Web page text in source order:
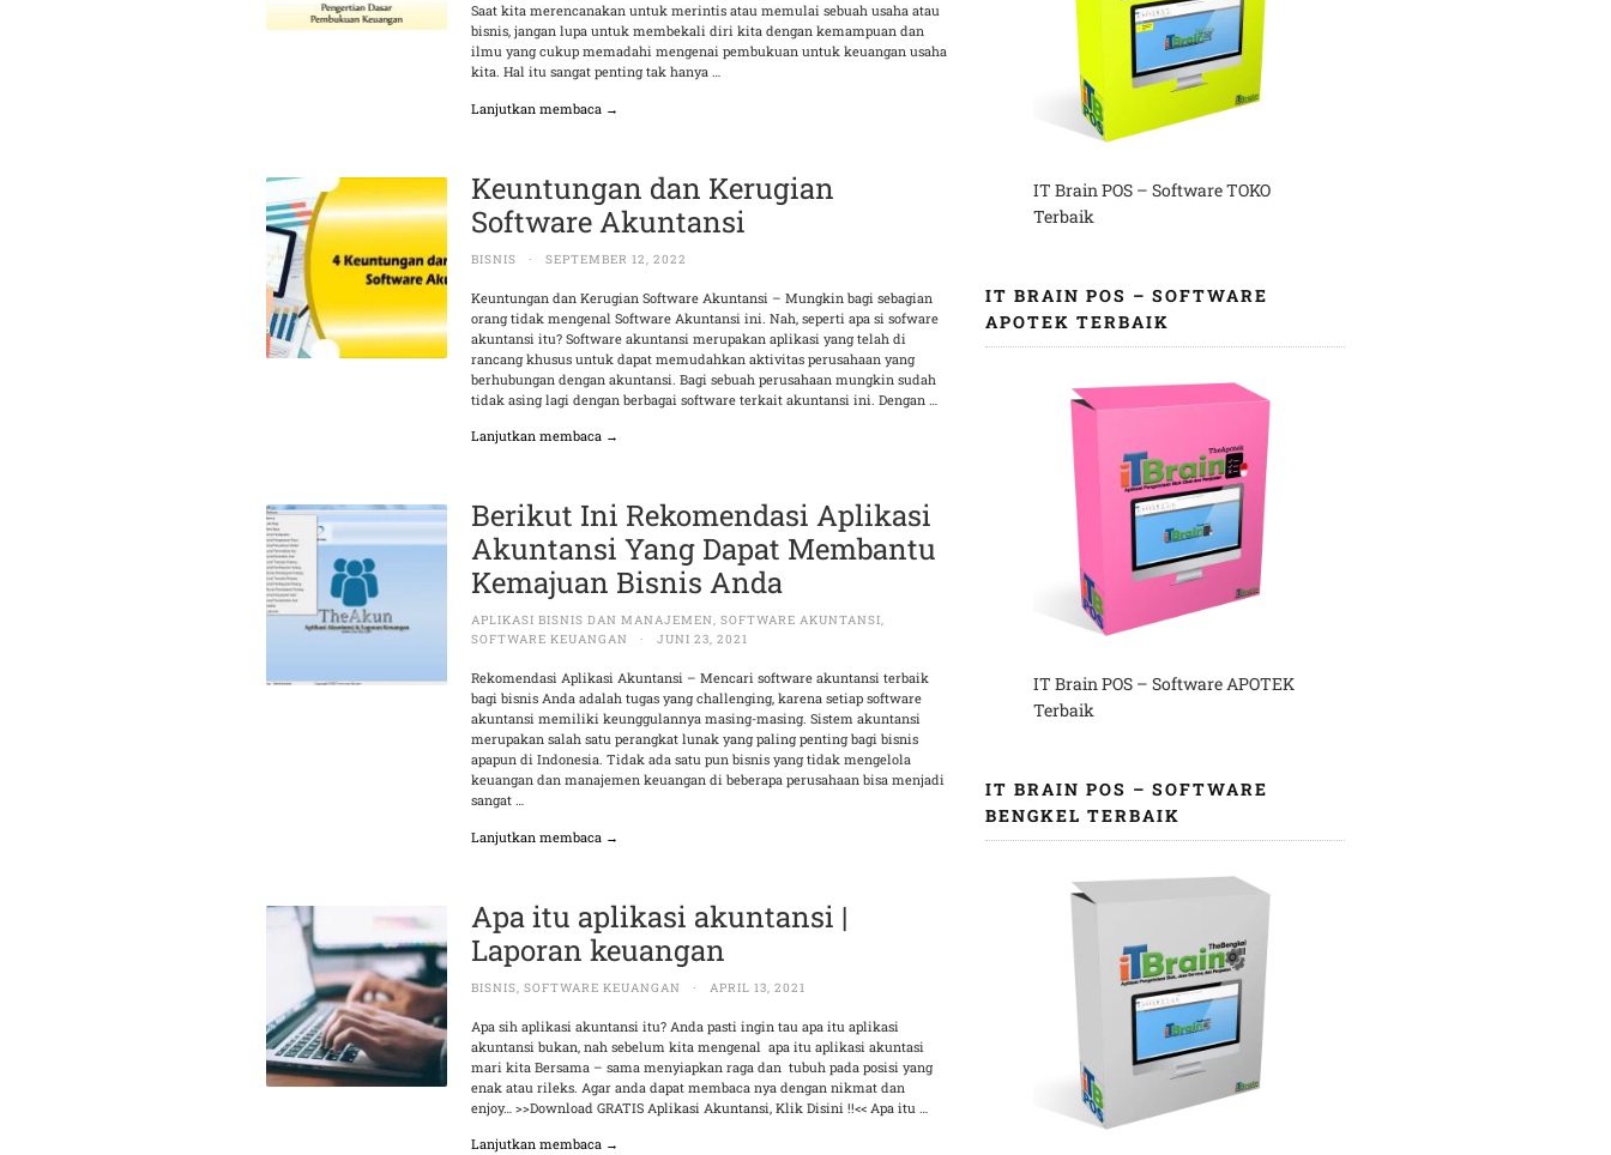
Saat kita merencanakan untuk merintis atau memulai sebuah usaha atau
bisnis, jangan lupa untuk membekali diri kita dengan kemampuan dan
ilmu yang cukup memadahi mengenai pembukuan untuk keuangan usaha
kita. Hal itu sangat penting tak hanya …
Lanjutkan membaca →
Keuntungan dan Kerugian
Software Akuntansi
BISNIS · SEPTEMBER 12, 2022
Keuntungan dan Kerugian Software Akuntansi – Mungkin bagi sebagian
orang tidak mengenal Software Akuntansi ini. Nah, seperti apa si sofware
akuntansi itu? Software akuntansi merupakan aplikasi yang telah di
rancang khusus untuk dapat memudahkan aktivitas perusahaan yang
berhubungan dengan akuntansi. Bagi sebuah perusahaan mungkin sudah
tidak asing lagi dengan berbagai software terkait akuntansi ini. Dengan …
Lanjutkan membaca →
Berikut Ini Rekomendasi Aplikasi
Akuntansi Yang Dapat Membantu
Kemajuan Bisnis Anda
APLIKASI BISNIS DAN MANAJEMEN,SOFTWARE AKUNTANSI,
SOFTWARE KEUANGAN
· JUNI 23, 2021
Rekomendasi Aplikasi Akuntansi – Mencari software akuntansi terbaik
bagi bisnis Anda adalah tugas yang challenging, karena setiap software
akuntansi memiliki keunggulannya masing-masing. Sistem akuntansi
merupakan salah satu perangkat lunak yang paling penting bagi bisnis
apapun di Indonesia. Tidak ada satu pun bisnis yang tidak mengelola
keuangan dan manajemen keuangan di beberapa perusahaan bisa menjadi
sangat …
Lanjutkan membaca →
Apa itu aplikasi akuntansi |
Laporan keuangan
BISNIS ,SOFTWARE KEUANGAN · APRIL 13, 2021
Apa sih aplikasi akuntansi itu? Anda pasti ingin tau apa itu aplikasi
akuntansi bukan, nah sebelum kita mengenal apa itu aplikasi akuntasi
mari kita Bersama – sama menyiapkan raga dan tubuh pada posisi yang
enak atau rileks. Agar anda dapat membaca nya dengan nikmat dan
enjoy… >>Download GRATIS Aplikasi Akuntansi, Klik Disini !!<< Apa itu …
Lanjutkan membaca →
IT Brain POS – Software TOKO
Terbaik
IT BRAIN POS – SOFTWARE
APOTEK TERBAIK
IT Brain POS – Software APOTEK
Terbaik
IT BRAIN POS – SOFTWARE
BENGKEL TERBAIK